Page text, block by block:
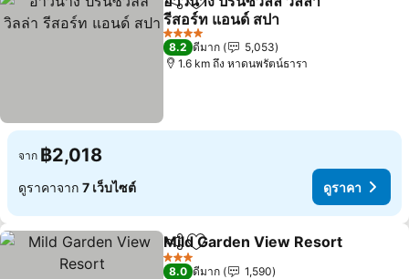
แชร์ เพิ่มในรายการโปรด
รีสอร์ท แอนด์ สปา
ดูราคา
4 ดาว
8.2 ดีมาก
5,053
1.6 km ถึง หาดนพรัตน์ธารา
จาก ฿2,018
ดูราคาจาก 7 เว็บไซต์ ดูราคา
แชร์ เพิ่มในรายการโปรด
Mild Garden View Resort
3 ดาว
8.0 ดีมาก
1,590